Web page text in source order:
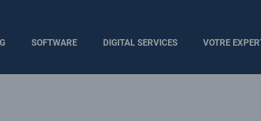
SOFTWARE DIGITAL SERVICES VOTRE